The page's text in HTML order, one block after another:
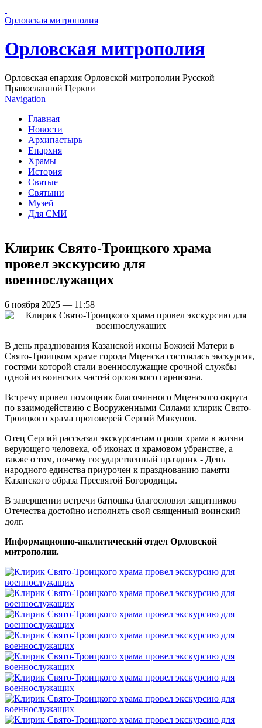
Орловская митрополия
Орловская митрополия
Орловская епархия Орловской митрополии Русской
Православной Церкви
Navigation
Главная
Новости
Архипастырь
Епархия
Храмы
История
Святые
Святыни
Музей
Для СМИ
Клирик Свято-Троицкого храма
провел экскурсию для
военнослужащих
6 ноября 2025 — 11:58
В день празднования Казанской иконы Божией Матери в
Свято-Троицком храме города Мценска состоялась экскурсия,
гостями которой стали военнослужащие срочной службы
одной из воинских частей орловского гарнизона.
Встречу провел помощник благочинного Мценского округа
по взаимодействию с Вооруженными Силами клирик Свято-
Троицкого храма протоиерей Сергий Микунов.
Отец Сергий рассказал экскурсантам о роли храма в жизни
верующего человека, об иконах и храмовом убранстве, а
также о том, почему государственный праздник - День
народного единства приурочен к празднованию памяти
Казанского образа Пресвятой Богородицы.
В завершении встречи батюшка благословил защитников
Отечества достойно исполнять свой священный воинский
долг.
Информационно-аналитический отдел Орловской
митрополии.